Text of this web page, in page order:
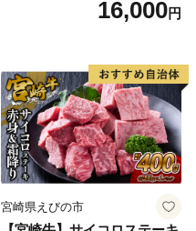
16,000円
宮崎県えびの市